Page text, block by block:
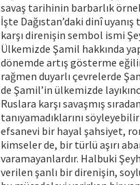
savaş tarihinin barbarlık
İşte Dağıstan’daki dinî
karşı direnişin sembol ismi
Ülkemizde Şamil hakkında
dönemde artış gösterme
rağmen duyarlı çevrelerde
de Şamil’in ülkemizde
Ruslara karşı savaşmış
tanıyamadıklarını
efsanevi bir hayal şahsiyet,
kimseler de, bir türlü aşırı
varamayanlardır. Halbuki
verilen şanlı bir direnişin,